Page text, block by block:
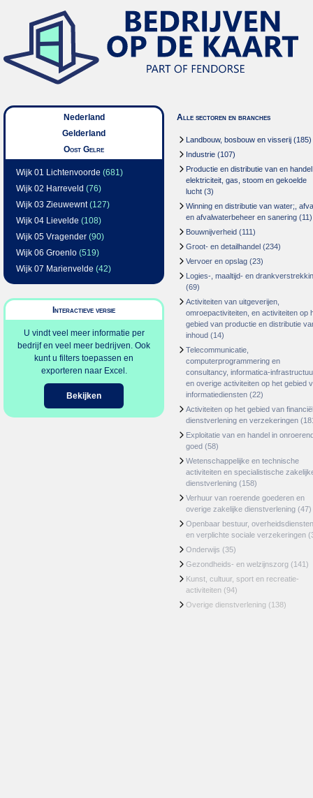
Nederland
Gelderland
Oost Gelre
Wijk 01 Lichtenvoorde (681)
Wijk 02 Harreveld (76)
Wijk 03 Zieuwewnt(127)
Wijk 04 Lievelde (108)
Wijk 05 Vragender (90)
Wijk 06 Groenlo (519)
Wijk 07 Marienvelde (42)
Interactieve versie
U vindt veel meer informatie per
bedrijf en veel meer bedrijven. Ook
kunt u filters toepassen en
exporteren naar Excel.
Bekijken
Alle sectoren en branches
Landbouw, bosbouw en visserij (185)
Industrie (107)
Productie en distributie van en
elektriciteit, gas, stoom en gekoelde
lucht (3)
Winning en distributie van water;,
en afvalwaterbeheer en sanering (11)
Bouwnijverheid (111)
Groot- en detailhandel (234)
Vervoer en opslag (23)
Logies-, maaltijd- en
(69)
Activiteiten van uitgeverijen,
omroepactiviteiten, en activiteiten op
gebied van productie en distributie
inhoud (14)
Telecommunicatie,
computerprogrammering en
consultancy, informatica-
en overige activiteiten op het gebied
informatiediensten (22)
Activiteiten op het gebied van
dienstverlening en verzekeringen
Exploitatie van en handel in
goed (58)
Wetenschappelijke en technische
activiteiten en specialistische
dienstverlening (158)
Verhuur van roerende goederen en
overige zakelijke dienstverlening (47)
Openbaar bestuur, overheidsdiensten
en verplichte sociale verzekeringen
Onderwijs (35)
Gezondheids- en welzijnszorg (141)
Kunst, cultuur, sport en recreatie-
activiteiten (94)
Overige dienstverlening (138)